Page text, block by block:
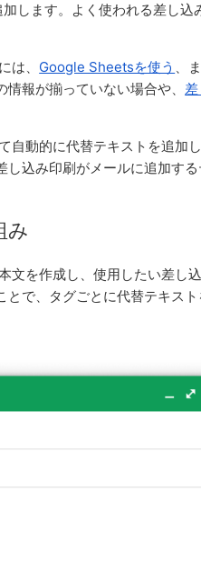
します。よく使われる差し込
は、 Google Sheetsを使う 、
報が揃っていない場合や、
動的に代替テキストを追加
し込み印刷がメールに追加す
み
文を作成し、使用したい差し
で、タグごとに代替テキスト